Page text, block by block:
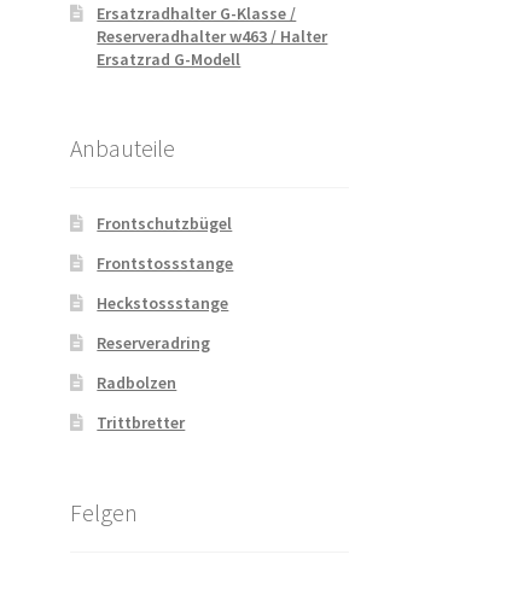
Ersatzradhalter G-Klasse /
Reserveradhalter w463 / Halter
Ersatzrad G-Modell
Anbauteile
Frontschutzbügel
Frontstossstange
Heckstossstange
Reserveradring
Radbolzen
Trittbretter
Felgen